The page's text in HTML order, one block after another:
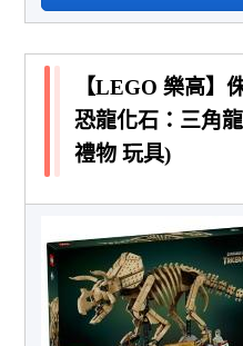
【LEGO 樂高】
恐龍化石：三角
禮物 玩具)